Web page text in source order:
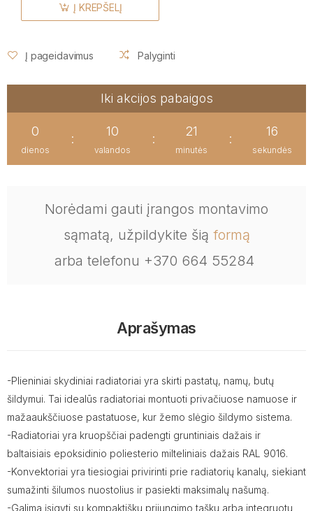
Į KREPŠELĮ
Į pageidavimus Palyginti
Iki akcijos pabaigos
0
dienos
:
10
valandos
:
21
minutės
:
15
sekundės
Norėdami gauti įrangos montavimo
sąmatą, užpildykite šią formą
arba telefonu +370 664 55284
Aprašymas
-Plieniniai skydiniai radiatoriai yra skirti pastatų, namų, butų
šildymui. Tai idealūs radiatoriai montuoti privačiuose namuose ir
mažaaukščiuose pastatuose, kur žemo slėgio šildymo sistema.
-Radiatoriai yra kruopščiai padengti gruntiniais dažais ir
baltaisiais epoksidinio poliesterio milteliniais dažais RAL 9016.
-Konvektoriai yra tiesiogiai privirinti prie radiatorių kanalų, siekiant
sumažinti šilumos nuostolius ir pasiekti maksimalų našumą.
-Galima įsigyti su kompaktišku prijungimo tašku arba integruotu